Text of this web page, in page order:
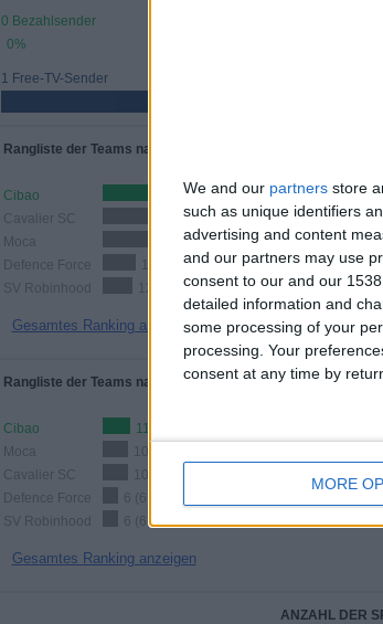
We and our partners store
such as unique identifiers
advertising and content
and our partners may use
consent to our and our
detailed information and
some processing of your
processing. Your
consent at any time by
MORE
0 Bezahlsender
0%
1 Free-TV-Sender
Rangliste der Teams nach Anzahl der Spiele
Cibao
21 (23,86%)
Cavalier SC
21 (23,86%)
Moca
20 (22,73%)
Defence Force
13 (14,77%)
SV Robinhood
12 (13,64%)
Gesamtes Ranking anzeigen
Rangliste der Teams nach Anzahl der Heimspiele
Cibao
11 (12,5%)
Moca
Cavalier SC
Defence Force
6 (6,82%)
SV Robinhood
6 (6,82%)
Gesamtes Ranking anzeigen
ANZAHL DER